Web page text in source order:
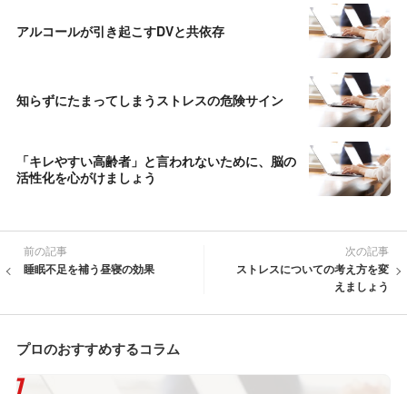
アルコールが引き起こすDVと共依存
知らずにたまってしまうストレスの危険サイン
「キレやすい高齢者」と言われないために、脳の
活性化を心がけましょう
前の記事
睡眠不足を補う昼寝の効果
次の記事
ストレスについての考え方を変
えましょう
プロのおすすめするコラム